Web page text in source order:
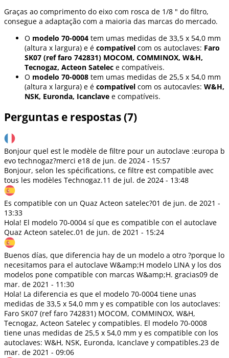
Graças ao comprimento do eixo com rosca de 1/8 " do filtro,
consegue a adaptação com a maioria das marcas do mercado.
O modelo 70-0004 tem umas medidas de 33,5 x 54,0 mm
(altura x largura) e é compatível com os autoclaves: Faro
SK07 (ref faro 742831) MOCOM, COMMINOX, W&H,
Tecnogaz, Acteon Satelec e compatíveis.
O modelo 70-0008 tem umas medidas de 25,5 x 54,0 mm
(altura x largura) e é compatível com os autocavles: W&H,
NSK, Euronda, Icanclave e compatíveis.
Perguntas e respostas (7)
Bonjour quel est le modèle de filtre pour un autoclave :europa b
evo technogaz?merci e18 de jun. de 2024 - 15:57
Bonjour, selon les spécifications, ce filtre est compatible avec
tous les modèles Technogaz.11 de jul. de 2024 - 13:48
Es compatible con un Quaz Acteon satelec?01 de jun. de 2021 -
13:33
Hola! El modelo 70-0004 sí que es compatible con el autoclave
Quaz Acteon satelec.01 de jun. de 2021 - 15:24
Buenos días, que diferencia hay de un modelo a otro ?porque lo
necesitamos para el autoclave W&amp;H modelo LINA y los dos
modelos pone compatible con marcas W&amp;H. gracias09 de
mar. de 2021 - 11:30
Hola! La diferencia es que el modelo 70-0004 tiene unas
medidas de 33,5 x 54,0 mm y es compatible con los autoclaves:
Faro SK07 (ref faro 742831) MOCOM, COMMINOX, W&H,
Tecnogaz, Acteon Satelec y compatibles. El modelo 70-0008
tiene unas medidas de 25,5 x 54,0 mm y es compatible con los
autoclaves: W&H, NSK, Euronda, Icanclave y compatibles.23 de
mar. de 2021 - 09:06